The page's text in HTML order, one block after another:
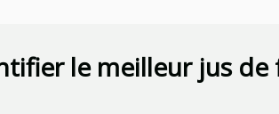
le meilleur jus